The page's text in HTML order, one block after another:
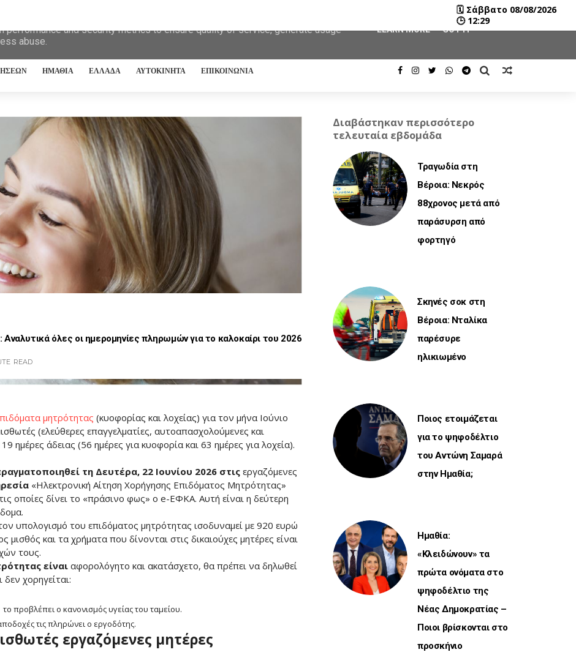
ΗΜΑΘΙΑ ΕΛΛΑΔΑ ΑΥΤΟΚΙΝΗΤΑ ΕΠΙΚΟΙΝΩΝΙΑ
όλες οι ημερομηνίες πληρωμών για το καλοκαίρι του 2026
READ
μητρότητας (κυοφορίας και λοχείας) για τον μήνα Ιούνιο
(ελεύθερες επαγγελματίες, αυτοαπασχολούμενες και
ημέρες άδειας (56 ημέρες για κυοφορία και 63 ημέρες για λοχεία).
τη Δευτέρα, 22 Ιουνίου 2026 στις εργαζόμενες
«Ηλεκτρονική Αίτηση Χορήγησης Επιδόματος Μητρότητας»
οποίες δίνει το «πράσινο φως» ο e-ΕΦΚΑ. Αυτή είναι η δεύτερη
υπολογισμό του επιδόματος μητρότητας ισοδυναμεί με 920 ευρώ
μισθός και τα χρήματα που δίνονται στις δικαιούχες μητέρες είναι
τους.
είναιαφορολόγητο και ακατάσχετο, θα πρέπει να δηλωθεί
χορηγείται:
προβλέπει ο κανονισμός υγείας του ταμείου.
τις πληρώνει ο εργοδότης.
εργαζόμενες μητέρες
Διαβάστηκαν περισσότερο
τελευταία εβδομάδα
Τραγωδία στη
Βέροια: Νεκρός
88χρονος μετά από
παράσυρση από
φορτηγό
Σκηνές σοκ στη
Βέροια: Νταλίκα
παρέσυρε
ηλικιωμένο
Ποιος ετοιμάζεται
για το ψηφοδέλτιο
του Αντώνη Σαμαρά
στην Ημαθία;
Ημαθία:
«Κλειδώνουν» τα
πρώτα ονόματα στο
ψηφοδέλτιο της
Νέας Δημοκρατίας –
Ποιοι βρίσκονται στο
προσκήνιο
🗓 Σάββατο 08/08/2026
🕒 12:29
performance and security metrics to ensure quality of service, generate usage
abuse.
LEARN MORE GOT IT